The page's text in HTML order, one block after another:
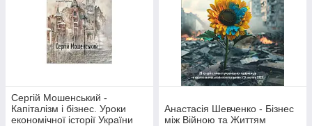
Сергій Мошенський -
Капіталізм і бізнес. Уроки
економічної історії України
Анастасія Шевченко - Бізнес
між Війною та Життям